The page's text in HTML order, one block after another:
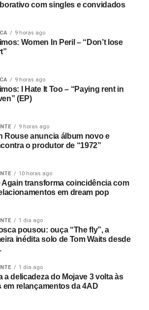
com singles e convidados
9 horas ago
Women In Peril – “Don’t lose
9 horas ago
I Hate It Too – “Paying rent in
(EP)
9 horas ago
Rouse anuncia álbum novo e
o produtor de “1972”
10 horas ago
Again transforma coincidência com
em dream pop
1 dia ago
pousou: ouça “The fly”, a
inédita solo de Tom Waits desde
1 dia ago
a delicadeza do Mojave 3 volta às
em relançamentos da 4AD